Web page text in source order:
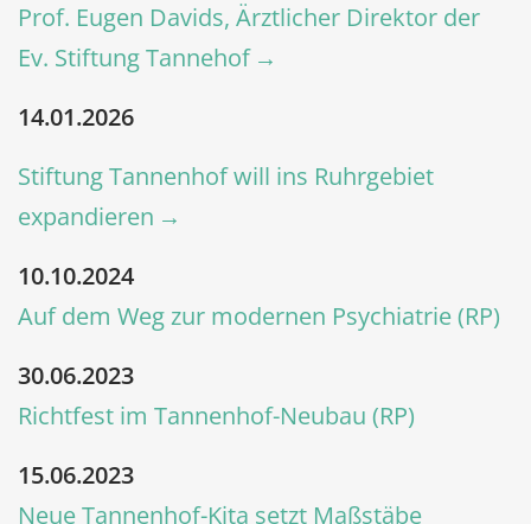
Prof. Eugen Davids, Ärztlicher Direktor der
Ev. Stiftung Tannehof
14.01.2026
Stiftung Tannenhof will ins Ruhrgebiet
expandieren
10.10.2024
Auf dem Weg zur modernen Psychiatrie (RP)
30.06.2023
Richtfest im Tannenhof-Neubau (RP)
15.06.2023
Neue Tannenhof-Kita setzt Maßstäbe